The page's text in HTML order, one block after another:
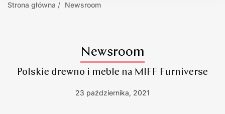
Strona główna Newsroom
Newsroom
Polskie drewno i meble na MIFF Furniverse
23 października, 2021